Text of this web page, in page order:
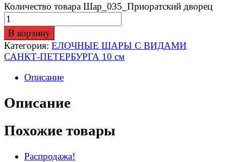
Количество товара Шар_035_Приоратский дворец
В корзину
Категория: ЕЛОЧНЫЕ ШАРЫ С ВИДАМИ
САНКТ-ПЕТЕРБУРГА 10 см
Описание
Описание
Похожие товары
Распродажа!